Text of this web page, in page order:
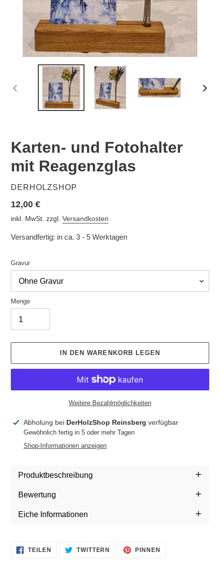
VORHERIGER
SCHIEBER
Karten- und Fotohalter
mit Reagenzglas
VERKÄUFER
DERHOLZSHOP
Normaler
Preis
12,00 €
inkl. MwSt. zzgl. Versandkosten
Versandfertig: in ca. 3 - 5 Werktagen
Gravur
Menge
IN DEN WARENKORB LEGEN
Weitere Bezahlmöglichkeiten
ProduktAbholung bei DerHolzShop Reinsberg verfügbar
Gewöhnlich fertig in 5 oder mehr Tagen
Shop-Informationen anzeigen
Produktbeschreibung
Bewertung
Eiche Informationen
TEILEN
FACEBOOK
TWITTERN
AUF
TWITTER
PINNEN